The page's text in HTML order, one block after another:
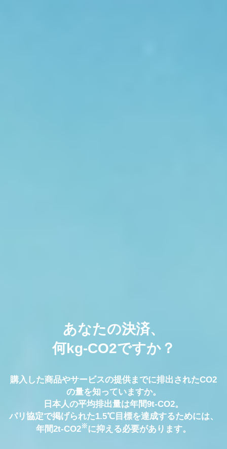
あなたの決済、
何kg-CO2ですか？
購入した商品やサービスの提供までに排出されたCO2
の量を知っていますか。
日本人の平均排出量は年間9t-CO2。
パリ協定で掲げられた1.5℃目標を達成するためには、
年間2t-CO2※に抑える必要があります。